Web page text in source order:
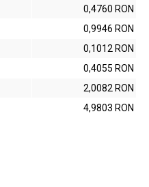
0,4760 RON
0,9946 RON
0,1012 RON
0,4055 RON
2,0082 RON
4,9803 RON